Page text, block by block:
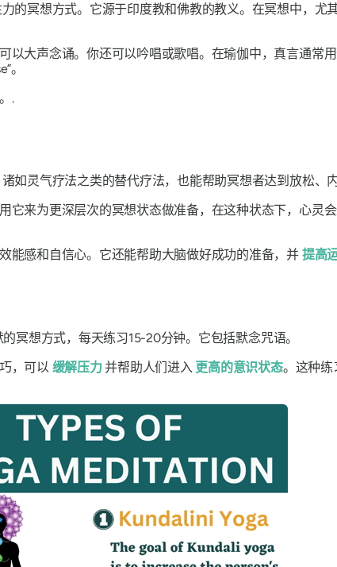
的冥想方式。它源于印度教和佛教的教义。在冥想中，尤
以大声念诵。你还可以吟唱或歌唱。在瑜伽中，真言通常
。
.
如灵气疗法之类的替代疗法，也能帮助冥想者达到放松、
它来为更深层次的冥想状态做准备，在这种状态下，心灵
能感和自信心。它还能帮助大脑做好成功的准备，并 提高
冥想方式，每天练习15-20分钟。它包括默念咒语。
，可以 缓解压力并帮助人们进入 更高的意识状态。这种练